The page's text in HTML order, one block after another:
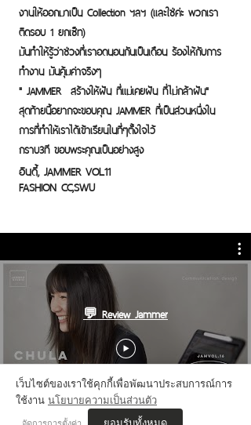
งานให้ออกมาเป็น Collection ฯลฯ (เเละใช่ค่ะ พวกเรา
ติดรอบ 1 ยกเซ็ท)
มันทำให้รู้ว่าช่วงที่เราอดนอนกันเป็นเดือน ร้องไห้กับการ
ทำงาน มันคุ้มค่าจริงๆ
" JAMMER สร้างให้ฝัน ที่เเม่เคยฝัน ที่ไม่กล้าฝัน"
สุดท้ายนี้อยากจะขอบคุณ JAMMER ที่เป็นส่วนหนึ่งใน
การที่ทำให้เราได้เข้าเรียนในที่ๆตั้งใจไว้
กราบ3ที ขอบพระคุณเป็นอย่างสูง
อินดี้, JAMMER VOL.11
FASHION CC,SWU
💬 Review Jammer
เว็บไซต์ของเราใช้คุกกี้เพื่อพัฒนาประสบการณ์การ
ใช้งาน นโยบายความเป็นส่วนตัว
จัดการการตั้งค่า